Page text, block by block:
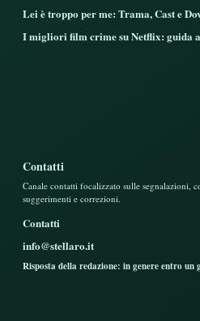
Lei è troppo per me: Trama, Cast e
I migliori film crime su Netflix: guida
Contatti
Canale contatti focalizzato sulle segnalazioni,
suggerimenti e correzioni.
Contatti
info@stellaro.it
Risposta della redazione: in genere entro